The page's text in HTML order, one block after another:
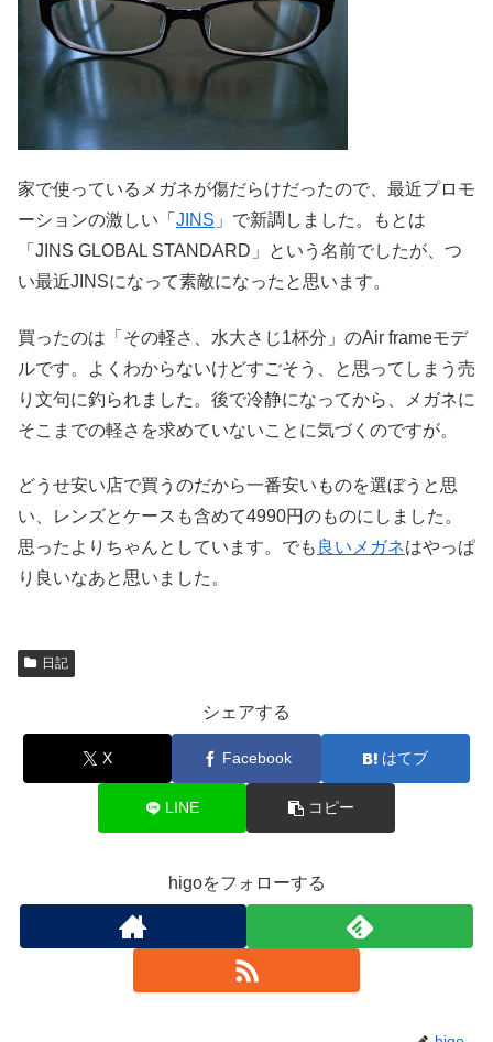
家で使っているメガネが傷だらけだったので、最近プロモ
ーションの激しい「 JINS 」で新調しました。もとは
「JINS GLOBAL STANDARD」という名前でしたが、つ
い最近JINSになって素敵になったと思います。
買ったのは「その軽さ、水大さじ1杯分」のAir frameモデ
ルです。よくわからないけどすごそう、と思ってしまう売
り文句に釣られました。後で冷静になってから、メガネに
そこまでの軽さを求めていないことに気づくのですが。
どうせ安い店で買うのだから一番安いものを選ぼうと思
い、レンズとケースも含めて4990円のものにしました。
思ったよりちゃんとしています。でも 良いメガネはやっぱ
り良いなあと思いました。
日記
シェアする
X Facebook はてブ
LINE コピー
higoをフォローする